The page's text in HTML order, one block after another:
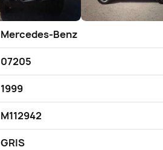
Mercedes-Benz
07205
1999
M112942
GRIS